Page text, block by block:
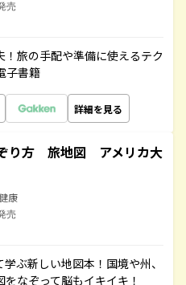
売
旅の手配や準備に使えるテク
子書籍
詳細を見る
り方 旅地図 アメリカ大
康
売
ぶ新しい地図本！国境や州、
なぞって脳もイキイキ！